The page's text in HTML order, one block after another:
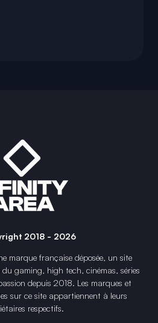
2018 - 2026
marque française déposée, un site
gaming, high tech, cinémas, séries
depuis 2018. Les marques et
sur ce site appartiennent à leurs
respectifs.